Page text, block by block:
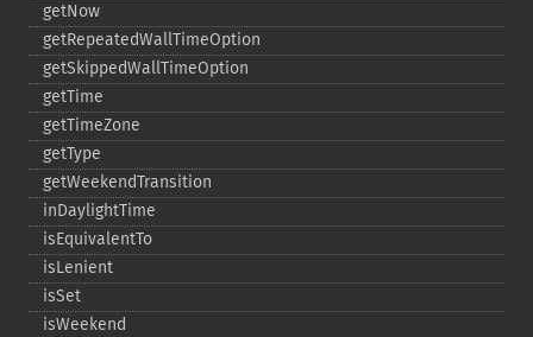
getNow
getRepeatedWallTimeOption
getSkippedWallTimeOption
getTime
getTimeZone
getType
getWeekendTransition
inDaylightTime
isEquivalentTo
isLenient
isSet
isWeekend